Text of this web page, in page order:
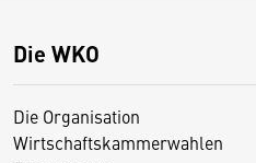
Die WKO
Die Organisation
Wirtschaftskammerwahlen